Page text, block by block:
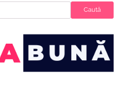
Caută